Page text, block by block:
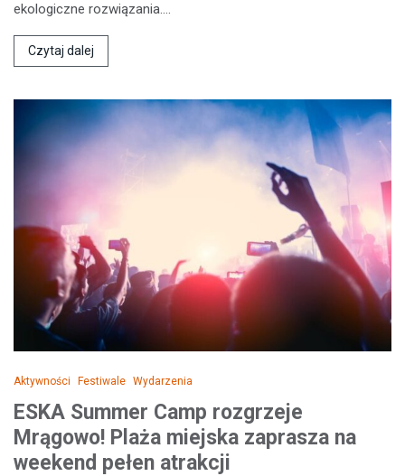
ekologiczne rozwiązania.…
Czytaj dalej
Aktywności Festiwale Wydarzenia
ESKA Summer Camp rozgrzeje
Mrągowo! Plaża miejska zaprasza na
weekend pełen atrakcji